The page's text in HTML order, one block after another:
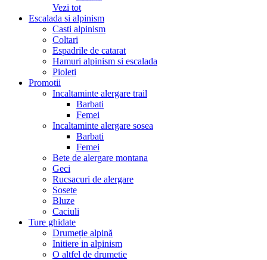
Vezi tot
Escalada si alpinism
Casti alpinism
Coltari
Espadrile de catarat
Hamuri alpinism si escalada
Pioleti
Promotii
Incaltaminte alergare trail
Barbati
Femei
Incaltaminte alergare sosea
Barbati
Femei
Bete de alergare montana
Geci
Rucsacuri de alergare
Sosete
Bluze
Caciuli
Ture ghidate
Drumeție alpină
Initiere in alpinism
O altfel de drumetie